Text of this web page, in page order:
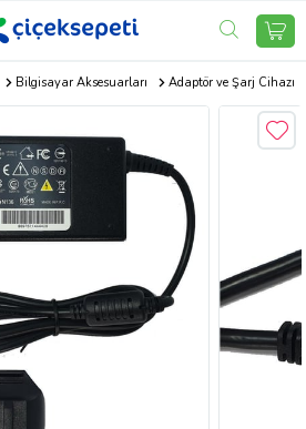
Bilgisayar Aksesuarları Adaptör ve Şarj Cihazı